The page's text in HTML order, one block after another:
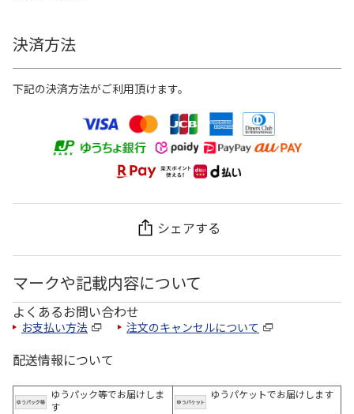
決済方法
下記の決済方法がご利用頂けます。
シェアする
マークや記載内容について
よくあるお問い合わせ
お支払い方法 注文のキャンセルについて
配送情報について
ゆうパック等でお届けしま
す
ゆうパケットでお届けします